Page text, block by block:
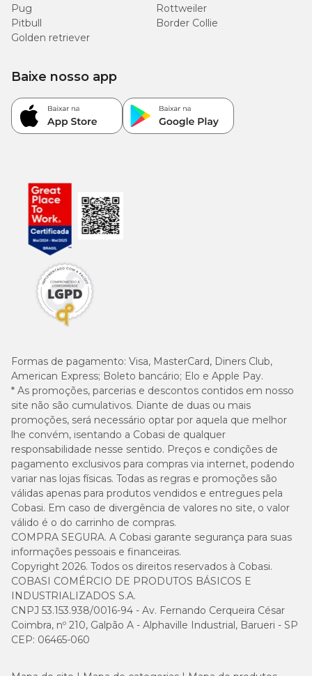
Glicosamina (mín.)
Vitamina A (11000 mg); Vitamina D3 (700UI), Vitamina B5
(10mg), Vitamina B7 (0,08mg), Vitamina B9 (0,7mg), Colina
(400mg), Zinco (100mg), Ferro (112mg); Manganês (36mg);
Cobre (8mg), Iodo (1,2mg), Selênio (0,16mg).
Quantidade recomendada
Porte
Mini
1 kg a 5
kg
35 g - 100 g
Pequeno
5 kg a
10 kg
110 g - 170 g
10 kg a
25 kg
170 g - 310 g
Médio
25 kg a
35 kg
310 g - 390 g
Grande
35 kg a
45 kg
Gigante
de 45
kg
g por cada 5 kg
acima de 45 kg
de peso corporal
Pug
Rottweiler
Pitbull
Border Collie
Golden retriever
Formas de pagamento: Visa, MasterCard, Diners Club,
American Express; Boleto bancário; Elo e Apple Pay.
* As promoções, parcerias e descontos contidos em nosso
site não são cumulativos. Diante de duas ou mais
promoções, será necessário optar por aquela que melhor
lhe convém, isentando a Cobasi de qualquer
responsabilidade nesse sentido. Preços e condições de
pagamento exclusivos para compras via internet, podendo
variar nas lojas físicas. Todas as regras e promoções são
válidas apenas para produtos vendidos e entregues pela
Cobasi. Em caso de divergência de valores no site, o valor
válido é o do carrinho de compras.
COMPRA SEGURA. A Cobasi garante segurança para suas
informações pessoais e financeiras.
Copyright 2026. Todos os direitos reservados à Cobasi.
COBASI COMÉRCIO DE PRODUTOS BÁSICOS E
INDUSTRIALIZADOS S.A.
CNPJ 53.153.938/0016-94 - Av. Fernando Cerqueira César
Coimbra, nº 210, Galpão A - Alphaville Industrial, Barueri - SP
CEP: 06465-060
Baixe nosso app